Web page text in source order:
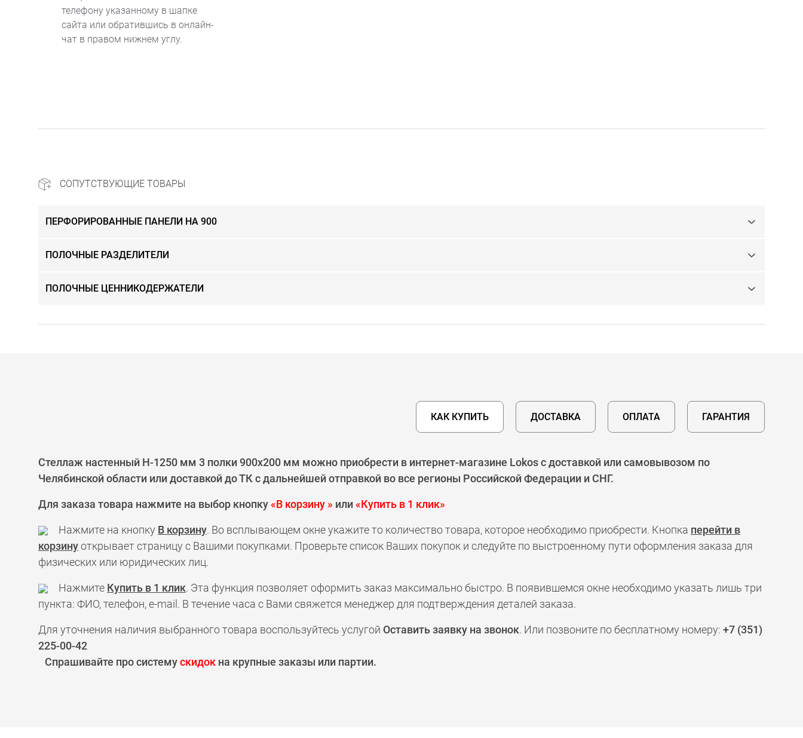
телефону указанному в шапке
сайта или обратившись в онлайн-
чат в правом нижнем углу.
СОПУТСТВУЮЩИЕ ТОВАРЫ
ПЕРФОРИРОВАННЫЕ ПАНЕЛИ НА 900
ПОЛОЧНЫЕ РАЗДЕЛИТЕЛИ
ПОЛОЧНЫЕ ЦЕННИКОДЕРЖАТЕЛИ
КАК КУПИТЬ ДОСТАВКА ОПЛАТА ГАРАНТИЯ
Стеллаж настенный H-1250 мм 3 полки 900х200 мм можно приобрести в интернет-магазине Lokos с доставкой или самовывозом по
Челябинской области или доставкой до ТК с дальнейшей отправкой во все регионы Российской Федерации и СНГ.
Для заказа товара нажмите на выбор кнопку«В корзину » или«Купить в 1 клик»
Нажмите на кнопку В корзину. Во всплывающем окне укажите то количество товара, которое необходимо приобрести. Кнопка перейти в
корзинуоткрывает страницу с Вашими покупками. Проверьте список Ваших покупок и следуйте по выстроенному пути оформления заказа для
физических или юридических лиц.
Нажмите Купить в 1 клик. Эта функция позволяет оформить заказ максимально быстро. В появившемся окне необходимо указать лишь три
пункта: ФИО, телефон, e-mail. В течение часа с Вами свяжется менеджер для подтверждения деталей заказа.
Для уточнения наличия выбранного товара воспользуйтесь услугой Оставить заявку на звонок. Или позвоните по бесплатному номеру: +7 (351)
225-00-42
Спрашивайте про системускидок на крупные заказы или партии.